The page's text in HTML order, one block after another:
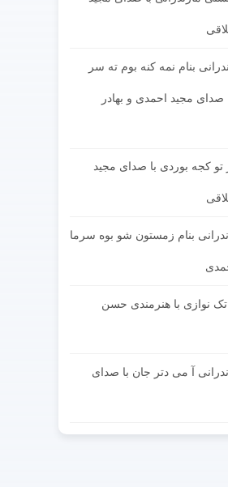
بنام نمه کنه بوم ته سر
صدای مجید احمدی و بهادر
تو کجه بوردی با صدای مجید
بنام زمستون شو بوه سرما
تک نوازی با هنرمندی حسن
آ می دتر جان با صدای